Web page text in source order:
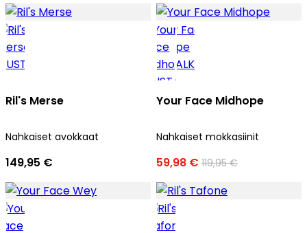
Ril's Merse
Nahkaiset avokkaat
149,95 €
Your Face Midhope
Nahkaiset mokkasiinit
59,98 € 119,95 €